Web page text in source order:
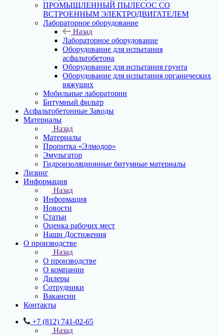
ПРОМЫШЛЕННЫЙ ПЫЛЕСОС СО
ВСТРОЕННЫМ ЭЛЕКТРОДВИГАТЕЛЕМ
Лабораторное оборудование
Назад
Лабораторное оборудование
Оборудование для испытания
асфальтобетона
Оборудование для испытания грунта
Оборудование для испытания органических
вяжущих
Мобильные лаборатории
Битумный фильтр
Асфальтобетонные Заводы
Материалы
Назад
Материалы
Пропитка «Элмодор»
Эмульгатор
Гидроизоляционные битумные материалы
Лизинг
Информация
Назад
Информация
Новости
Статьи
Оценка рабочих мест
Наши Достижения
О производстве
Назад
О производстве
О компании
Дилеры
Сотрудники
Вакансии
Контакты
+7 (812) 741-02-65
Назад